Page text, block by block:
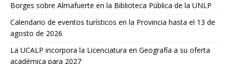
Borges sobre Almafuerte en la Biblioteca Pública de la UNLP
Calendario de eventos turísticos en la Provincia hasta el 13 de
agosto de 2026
La UCALP incorpora la Licenciatura en Geografía a su oferta
académica para 2027